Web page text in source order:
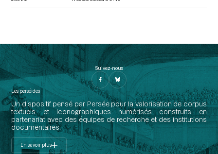
Suivez-nous
Les perséides
Un dispositif pensé par Persée pour la valorisation de corpus
textuels et iconographiques numérisés construits en
partenariat avec des équipes de recherche et des institutions
documentaires.
En savoir plus